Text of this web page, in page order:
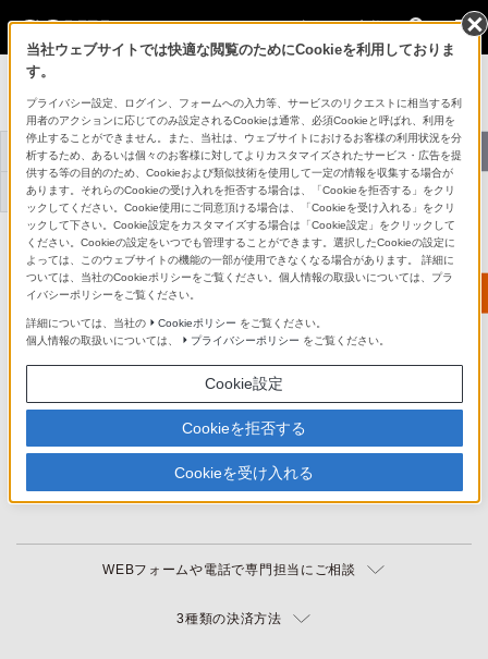
法人のお客様
[法人向け] カメラ
トップ おすすめ商品 導入事例 選べるサポート
お役立ち情報 お問い合わせ
弊社の法人窓口では、1台からでもお客様の
ご要望に合わせたモデルの提案や
決済方法、保証をご提供いたします。
WEBフォームや電話で専門担当にご相談
3種類の決済方法
当社ウェブサイトでは快適な閲覧のためにCookieを利用しておりま
す。
プライバシー設定、ログイン、フォームへの入力等、サービスのリクエストに相当する利
用者のアクションに応じてのみ設定されるCookieは通常、必須Cookieと呼ばれ、利用を
停止することができません。また、当社は、ウェブサイトにおけるお客様の利用状況を分
析するため、あるいは個々のお客様に対してよりカスタマイズされたサービス・広告を提
供する等の目的のため、Cookieおよび類似技術を使用して一定の情報を収集する場合が
あります。それらのCookieの受け入れを拒否する場合は、「Cookieを拒否する」をクリ
ックしてください。Cookie使用にご同意頂ける場合は、「Cookieを受け入れる」をクリ
ックして下さい。Cookie設定をカスタマイズする場合は「Cookie設定」をクリックして
ください。Cookieの設定をいつでも管理することができます。選択したCookieの設定に
よっては、このウェブサイトの機能の一部が使用できなくなる場合があります。 詳細に
ついては、当社のCookieポリシーをご覧ください。個人情報の取扱いについては、プラ
イバシーポリシーをご覧ください。
詳細については、当社の Cookieポリシー をご覧ください。
個人情報の取扱いについては、
プライバシーポリシー をご覧ください。
Cookie設定
Cookieを拒否する
Cookieを受け入れる